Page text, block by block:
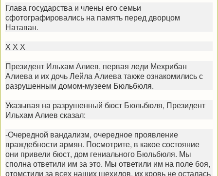
Глава государства и члены его семьи
сфотографировались на память перед дворцом
Натаван.
Х Х Х
Президент Ильхам Алиев, первая леди Мехрибан
Алиева и их дочь Лейла Алиева также ознакомились с
разрушенным домом-музеем Бюльбюля.
Указывая на разрушенный бюст Бюльбюля, Президент
Ильхам Алиев сказал:
-Очередной вандализм, очередное проявление
враждебности армян. Посмотрите, в какое состояние
они привели бюст, дом гениального Бюльбюля. Мы
сполна ответили им за это. Мы ответили им на поле боя,
отомстили за всех наших шехидов, их кровь не осталась